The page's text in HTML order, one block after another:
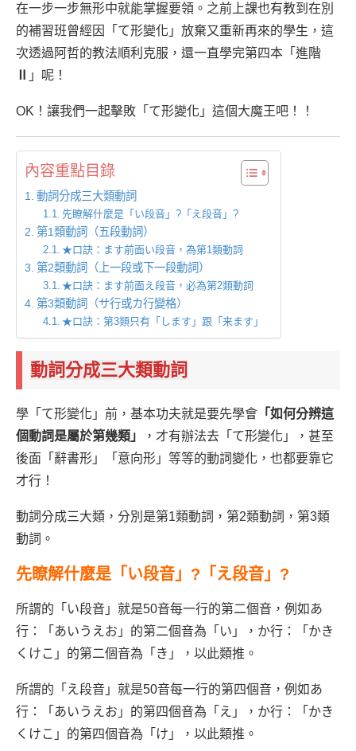
在一步一步無形中就能掌握要領。之前上課也有教到在別
的補習班曾經因「て形變化」放棄又重新再來的學生，這
次透過阿哲的教法順利克服，還一直學完第四本「進階
」呢！
OK！讓我們一起擊敗「て形變化」這個大魔王吧！！
內容重點目錄
動詞分成三大類動詞
先瞭解什麼是「い段音」?「え段音」?
第1類動詞（五段動詞）
★口訣：ます前面い段音，為第1類動詞
第2類動詞（上一段或下一段動詞）
★口訣：ます前面え段音，必為第2類動詞
第3類動詞（サ行或カ行變格）
★口訣：第3類只有「します」跟「来ます」
動詞分成三大類動詞
學「て形變化」前，基本功夫就是要先學會 「如何分辨這
個動詞是屬於第幾類」
，才有辦法去「て形變化」，甚至
後面「辭書形」「意向形」等等的動詞變化，也都要靠它
才行！
動詞分成三大類，分別是第1類動詞，第2類動詞，第3類
動詞。
先瞭解什麼是「い段音」?「え段音」?
所謂的「い段音」就是50音每一行的第二個音，例如あ
行：「あいうえお」的第二個音為「い」，か行：「かき
くけこ」的第二個音為「き」，以此類推。
所謂的「え段音」就是50音每一行的第四個音，例如あ
行：「あいうえお」的第四個音為「え」，か行：「かき
くけこ」的第四個音為「け」，以此類推。